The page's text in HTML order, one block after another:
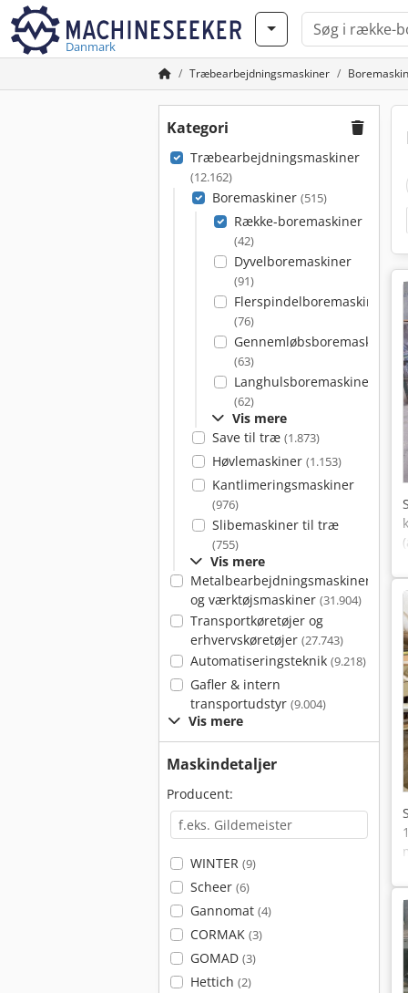
Danmark
Træbearbejdningsmaskiner
Kategori
Træbearbejdningsmaskiner
(12.162)
Boremaskiner (515)
Række-boremaskiner
(42)
Dyvelboremaskiner
(91)
Flerspindelboremaskiner
(76)
Gennemløbsboremaskiner
(63)
Langhulsboremaskiner
(62)
Vis mere
Save til træ (1.873)
Høvlemaskiner (1.153)
Kantlimeringsmaskiner
(976)
Slibemaskiner til træ
(755)
Vis mere
Metalbearbejdningsmaskiner
og værktøjsmaskiner (31.904)
Transportkøretøjer og
erhvervskøretøjer (27.743)
Automatiseringsteknik (9.218)
Gafler & intern
transportudstyr (9.004)
Vis mere
Maskindetaljer
Producent:
WINTER (9)
Scheer (6)
Gannomat (4)
CORMAK (3)
GOMAD (3)
Hettich (2)